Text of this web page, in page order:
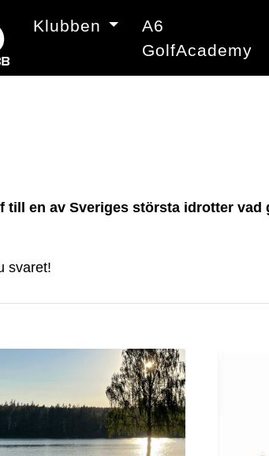
Klubben
A6
GolfAcademy
till en av Sveriges största idrotter vad
svaret!